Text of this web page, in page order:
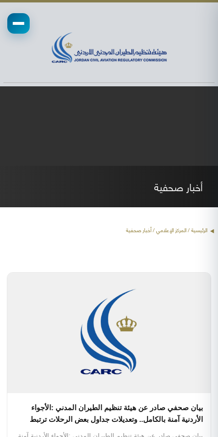
أخبار صحفية
الرئيسية/ المركز الإعلامي / أخبار صحفية
بيان صحفي صادر عن هيئة تنظيم الطيران المدني :الأجواء
الأردنية آمنة بالكامل.. وتعديلات جداول بعض الرحلات ترتبط